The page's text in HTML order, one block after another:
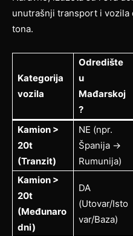
unutrašnji transport i
tona.
Kategorija
vozila
Odredište
u
Mađarskoj
?
Kamion >
20t
(Tranzit)
NE (npr.
Španija ->
Rumunija)
Kamion >
20t
(Međunaro
dni)
DA
(Utovar/Isto
var/Baza)